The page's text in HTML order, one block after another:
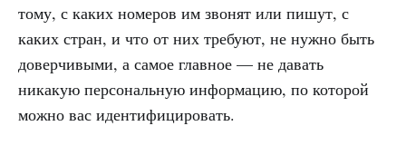
тому, с каких номеров им звонят или пишут, с
каких стран, и что от них требуют, не нужно быть
доверчивыми, а самое главное — не давать
никакую персональную информацию, по которой
можно вас идентифицировать.